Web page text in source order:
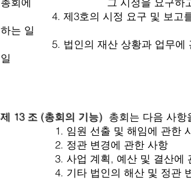
4. 제3호의 시정 요구 및 보고를 하
하는 일
5. 법인의 재산 상황과 업무에 관하
일
제 13 조 (총회의 기능) 총회는 다음 사항
1. 임원 선출 및 해임에 관한
2. 정관 변경에 관한 사항
3. 사업 계획, 예산 및 결산에
4. 기타 법인의 해산 및 정관 변